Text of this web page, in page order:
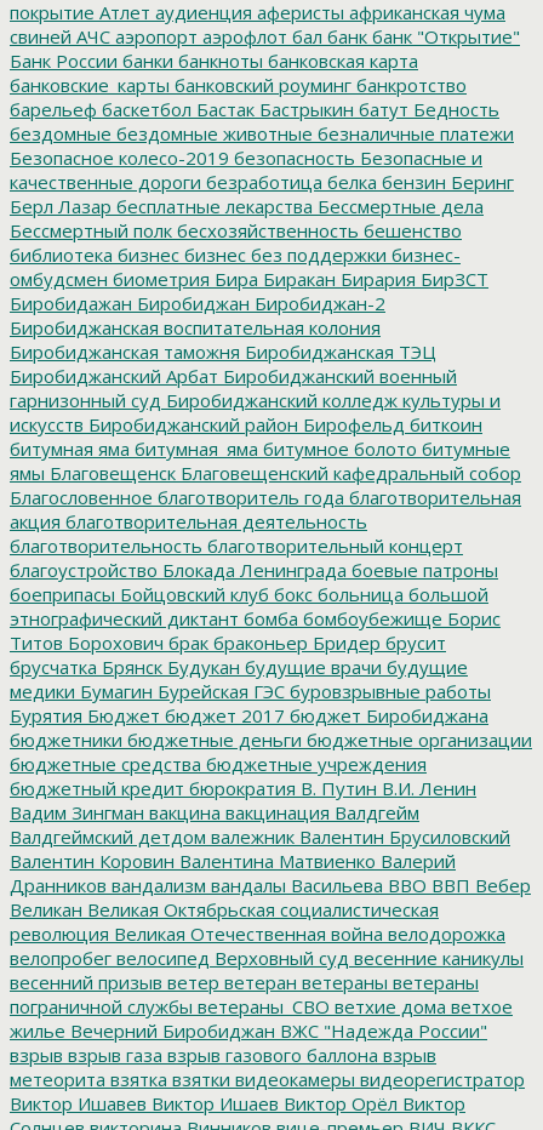
покрытие Атлет аудиенция аферисты африканская чума
свиней АЧС аэропорт аэрофлот бал банк банк "Открытие"
Банк России банки банкноты банковская карта
банковские_карты банковский роуминг банкротство
барельеф баскетбол Бастак Бастрыкин батут Бедность
бездомные бездомные животные безналичные платежи
Безопасное колесо-2019 безопасность Безопасные и
качественные дороги безработица белка бензин Беринг
Берл Лазар бесплатные лекарства Бессмертные дела
Бессмертный полк бесхозяйственность бешенство
библиотека бизнес бизнес без поддержки бизнес-
омбудсмен биометрия Бира Биракан Бирария БирЗСТ
Биробидажан Биробиджан Биробиджан-2
Биробиджанская воспитательная колония
Биробиджанская таможня Биробиджанская ТЭЦ
Биробиджанский Арбат Биробиджанский военный
гарнизонный суд Биробиджанский колледж культуры и
искусств Биробиджанский район Бирофельд биткоин
битумная яма битумная_яма битумное болото битумные
ямы Благовещенск Благовещенский кафедральный собор
Благословенное благотворитель года благотворительная
акция благотворительная деятельность
благотворительность благотворительный концерт
благоустройство Блокада Ленинграда боевые патроны
боеприпасы Бойцовский клуб бокс больница большой
этнографический диктант бомба бомбоубежище Борис
Титов Борохович брак браконьер Бридер брусит
брусчатка Брянск Будукан будущие врачи будущие
медики Бумагин Бурейская ГЭС буровзрывные работы
Бурятия Бюджет бюджет 2017 бюджет Биробиджана
бюджетники бюджетные деньги бюджетные организации
бюджетные средства бюджетные учреждения
бюджетный кредит бюрократия В. Путин В.И. Ленин
Вадим Зингман вакцина вакцинация Валдгейм
Валдгеймский детдом валежник Валентин Брусиловский
Валентин Коровин Валентина Матвиенко Валерий
Дранников вандализм вандалы Васильева ВВО ВВП Вебер
Великан Великая Октябрьская социалистическая
революция Великая Отечественная война велодорожка
велопробег велосипед Верховный суд весенние каникулы
весенний призыв ветер ветеран ветераны ветераны
пограничной службы ветераны_СВО ветхие дома ветхое
жилье Вечерний Биробиджан ВЖС "Надежда России"
взрыв взрыв газа взрыв газового баллона взрыв
метеорита взятка взятки видеокамеры видеорегистратор
Виктор Ишавев Виктор Ишаев Виктор Орёл Виктор